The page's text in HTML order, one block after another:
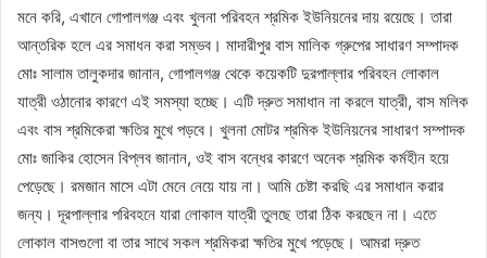
মনে করি, এখানে গোপালগঞ্জ এবং খুলনা পরিবহন শ্রমিক ইউনিয়নের দায় রয়েছে। তারা
আন্তরিক হলে এর সমাধন করা সম্ভব। মাদারীপুর বাস মালিক গ্রুপের সাধারণ সম্পাদক
মোঃ সালাম তালুকদার জানান, গোপালগঞ্জ থেকে কয়েকটি দুরপাল্লার পরিবহন লোকাল
যাত্রী ওঠানোর কারণে এই সমস্যা হচ্ছে। এটি দ্রুত সমাধান না করলে যাত্রী, বাস মলিক
এবং বাস শ্রমিকেরা ক্ষতির মুখে পড়বে। খুলনা মোটর শ্রমিক ইউনিয়নের সাধারণ সম্পাদক
মোঃ জাকির হোসেন বিপ্লব জানান, ওই বাস বন্ধের কারণে অনেক শ্রমিক কর্মহীন হয়ে
পেড়েছে। রমজান মাসে এটা মেনে নেয়ে যায় না। আমি চেষ্টা করছি এর সমাধান করার
জন্য। দূরপাল্লার পরিবহনে যারা লোকাল যাত্রী তুলছে তারা ঠিক করছেন না। এতে
লোকাল বাসগুলো বা তার সাথে সকল শ্রমিকরা ক্ষতির মুখে পড়েছে। আমরা দ্রুত